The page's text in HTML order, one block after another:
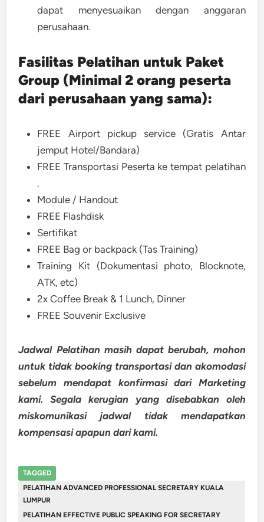
dapat menyesuaikan dengan anggaran
perusahaan.
Fasilitas Pelatihan untuk Paket
Group (Minimal 2 orang peserta
dari perusahaan yang sama):
FREE Airport pickup service (Gratis Antar
jemput Hotel/Bandara)
FREE Transportasi Peserta ke tempat pelatihan
.
Module / Handout
FREE Flashdisk
Sertifikat
FREE Bag or backpack (Tas Training)
Training Kit (Dokumentasi photo, Blocknote,
ATK, etc)
2x Coffee Break & 1 Lunch, Dinner
FREE Souvenir Exclusive
Jadwal Pelatihan masih dapat berubah, mohon
untuk tidak booking transportasi dan akomodasi
sebelum mendapat konfirmasi dari Marketing
kami. Segala kerugian yang disebabkan oleh
miskomunikasi jadwal tidak mendapatkan
kompensasi apapun dari kami.
TAGGED
PELATIHAN ADVANCED PROFESSIONAL SECRETARY KUALA
LUMPUR
PELATIHAN EFFECTIVE PUBLIC SPEAKING FOR SECRETARY